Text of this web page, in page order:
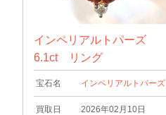
インペリアルトパーズ
6.1ct リング
宝石名 インペリアルトパーズ
買取日 2026年02月10日